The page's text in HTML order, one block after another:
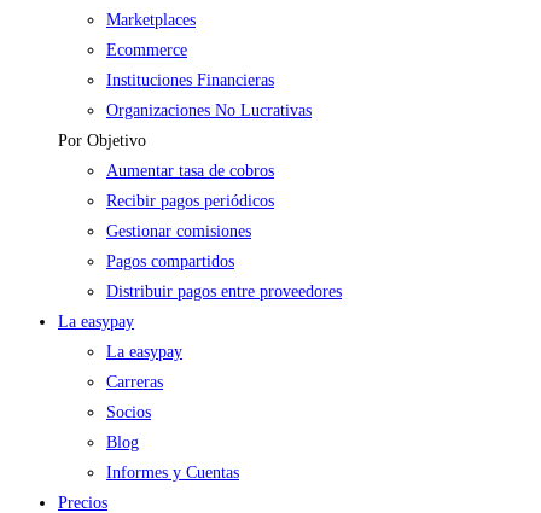
Marketplaces
Ecommerce
Instituciones Financieras
Organizaciones No Lucrativas
Por Objetivo
Aumentar tasa de cobros
Recibir pagos periódicos
Gestionar comisiones
Pagos compartidos
Distribuir pagos entre proveedores
La easypay
La easypay
Carreras
Socios
Blog
Informes y Cuentas
Precios